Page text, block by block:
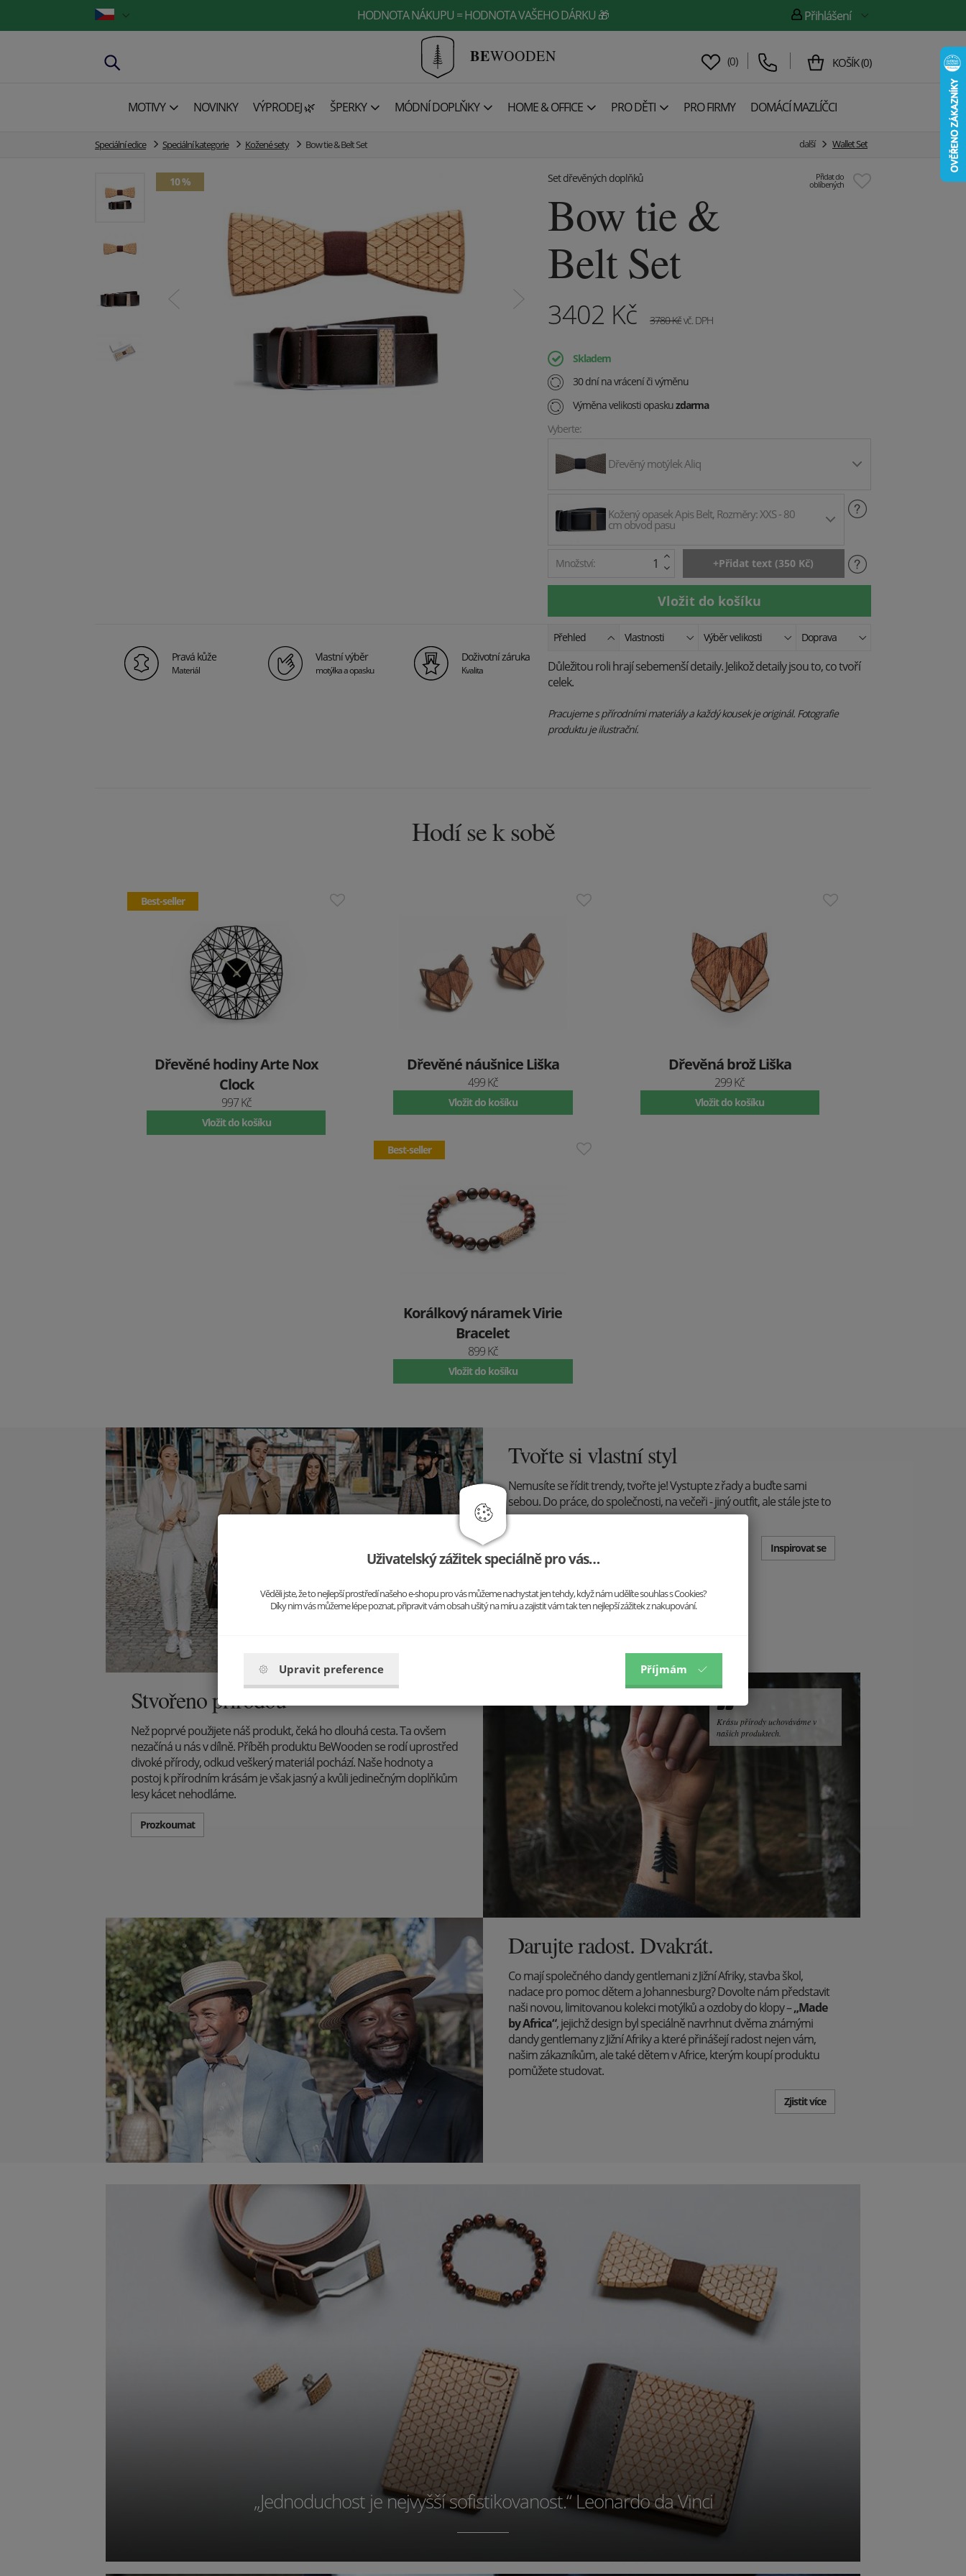
HODNOTA NÁKUPU = HODNOTA VAŠEHO DÁRKU 🎁 Přihlášení
BEWOODEN (0) KOŠÍK(0)
MOTIVY NOVINKY VÝPRODEJ 🌿 ŠPERKY MÓDNÍ DOPLŇKY HOME & OFFICE PRO DĚTI PRO FIRMY DOMÁCÍ MAZLÍČCI
Speciální edice Speciální kategorie Kožené sety Bow tie & Belt Set další Wallet Set
10 % Přidat do
oblíbených
Set dřevěných doplňků
Bow tie &
Belt Set
3402 Kč 3780Kčvč. DPH
Skladem
30 dní na vrácení či výměnu
Výměna velikosti opaskuzdarma
Vyberte:
Dřevěný motýlek Aliq
Kožený opasek Apis Belt, Rozměry: XXS - 80
cm obvod pasu
Množství:
Pravá kůže
Materiál
Vlastní výběr
motýlka a opasku
Doživotní záruka
Kvalita
Přehled Vlastnosti Výběr velikosti Doprava
Důležitou roli hrají sebemenší detaily. Jelikož detaily jsou to, co tvoří
celek.
Pracujeme s přírodními materiály a každý kousek je originál. Fotografie
produktu je ilustrační.
Hodí se k sobě
Best-seller
Dřevěné hodiny Arte Nox
Clock
997 Kč
Vložit do košíku
Dřevěné náušnice Liška
499 Kč
Vložit do košíku
Dřevěná brož Liška
299 Kč
Vložit do košíku
Best-seller
Korálkový náramek Virie
Bracelet
899 Kč
Vložit do košíku
Tvořte si vlastní styl
Nemusíte se řídit trendy, tvořte je! Vystupte z řady a buďte sami
sebou. Do práce, do společnosti, na večeři - jiný outfit, ale stále jste to
vy.
Inspirovat se
Stvořeno přírodou
Než poprvé použijete náš produkt, čeká ho dlouhá cesta. Ta ovšem
nezačíná u nás v dílně. Příběh produktu BeWooden se rodí uprostřed
divoké přírody, odkud veškerý materiál pochází. Naše hodnoty a
postoj k přírodním krásám je však jasný a kvůli jedinečným doplňkům
lesy kácet nehodláme.
Prozkoumat
Krásu přírody uchováváme v
našich produktech.
Darujte radost. Dvakrát.
Co mají společného dandy gentlemani z Jižní Afriky, stavba škol,
nadace pro pomoc dětem a Johannesburg? Dovolte nám představit
naši novou, limitovanou kolekci motýlků a ozdoby do klopy –„Made
by Africa“, jejichž design byl speciálně navrhnut dvěma známými
dandy gentlemany z Jižní Afriky a které přinášejí radost nejen vám,
našim zákazníkům, ale také dětem v Africe, kterým koupí produktu
pomůžete studovat.
Zjistit více
„Jednoduchost je nejvyšší sofistikovanost.“ Leonardo da Vinci
Uživatelský zážitek speciálně pro vás…
Věděli jste, že to nejlepší prostředí našeho e-shopu pro vás můžeme nachystat jen tehdy, když nám udělíte souhlas s Cookies?
Díky nim vás můžeme lépe poznat, připravit vám obsah ušitý na míru a zajistit vám tak ten nejlepší zážitek z nakupování.
Upravit preference Příjmám